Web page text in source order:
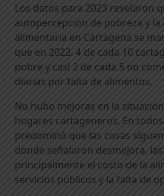
Los datos para 2023 revelaron
autopercepción de pobreza y la
alimentaria en Cartagena se
que en 2022. 4 de cada 10
pobre y casi 2 de cada 5 no
diarias por falta de alimentos.
No hubo mejoras en la
hogares cartageneros. En
predominó que las cosas
donde señalaron desmejora,
principalmente el costo de la
servicios públicos y la falta de